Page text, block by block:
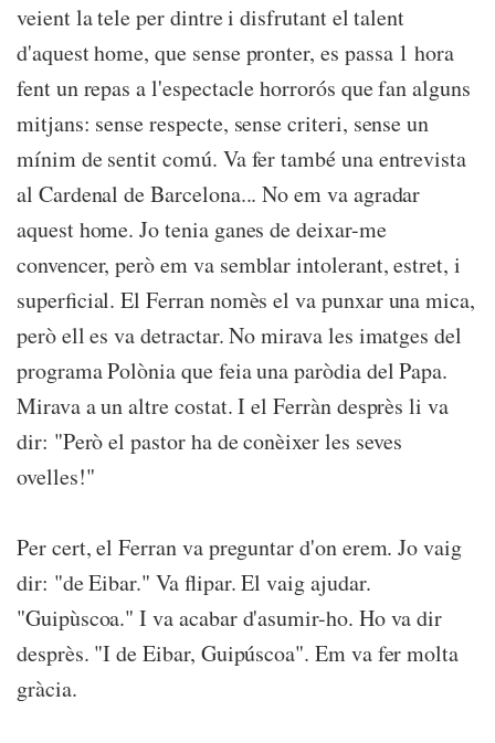
veient la tele per dintre i disfrutant el talent
d'aquest home, que sense pronter, es passa 1 hora
fent un repas a l'espectacle horrorós que fan alguns
mitjans: sense respecte, sense criteri, sense un
mínim de sentit comú. Va fer també una entrevista
al Cardenal de Barcelona... No em va agradar
aquest home. Jo tenia ganes de deixar-me
convencer, però em va semblar intolerant, estret, i
superficial. El Ferran nomès el va punxar una mica,
però ell es va detractar. No mirava les imatges del
programa Polònia que feia una paròdia del Papa.
Mirava a un altre costat. I el Ferràn desprès li va
dir: "Però el pastor ha de conèixer les seves
ovelles!"
Per cert, el Ferran va preguntar d'on erem. Jo vaig
dir: "de Eibar." Va flipar. El vaig ajudar.
"Guipùscoa." I va acabar d'asumir-ho. Ho va dir
desprès. "I de Eibar, Guipúscoa". Em va fer molta
gràcia.